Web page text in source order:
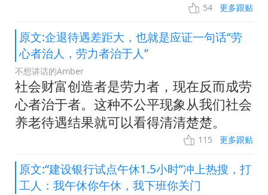
54 更多跟贴
原文:企退待遇差距大，也就是应证一句话“劳
心者治人，劳力者治于人”
不想讲话的Amber
社会财富创造者是劳力者，现在反而成劳
心者治于者。这种不公平现象从我们社会
养老待遇结果就可以看得清清楚楚。
115 更多跟贴
原文:“建设银行试点午休1.5小时”冲上热搜，打
工人：我午休你午休，我下班你关门